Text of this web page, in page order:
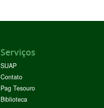
Serviços
SUAP
Contato
Pag Tesouro
Biblioteca